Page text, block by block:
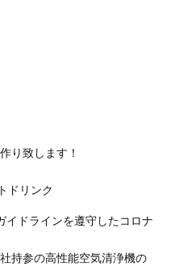
り致します！
ドリンク
イドラインを遵守したコロナ
持参の高性能空気清浄機の